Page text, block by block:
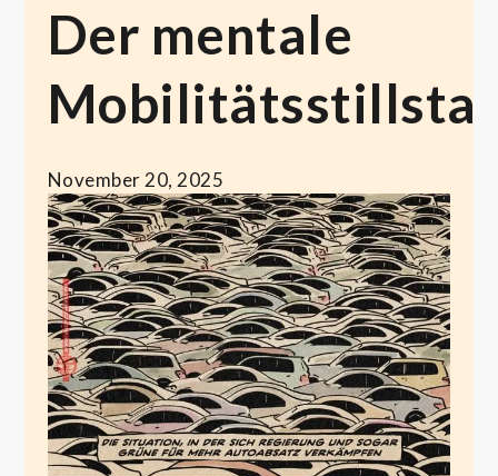
Der mentale
November 20, 2025